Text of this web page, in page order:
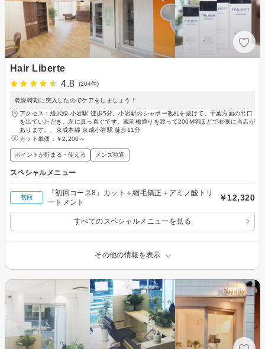
Hair Liberte
4.8
(204件)
乾燥時期に突入したのでケアをしましょう！
アクセス：総武線 小岩駅 徒歩5分。小岩駅のシャポー改札を抜けて、千葉方面の出口
を出ていただき、左に真っ直ぐです。蔵前橋通りを渡って200M弱ほどで右側に当店が
あります。、京成本線 京成小岩駅 徒歩11分
カット単価： ￥2,200～
ポイントが貯まる・使える メンズ歓迎
スペシャルメニュー
初回
『初回コース8』カット＋縮毛矯正＋アミノ酸トリ
ートメント
￥12,320
すべてのスペシャルメニューを見る
その他の情報を表示